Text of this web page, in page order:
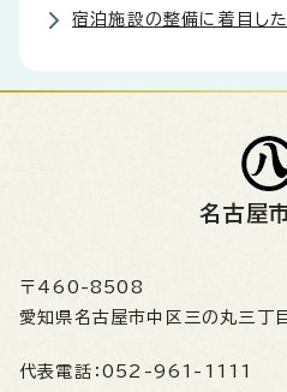
宿泊施設の整備に着目し
名古屋
〒460-8508
愛知県名古屋市中区三の丸三丁
代表電話： 052-961-1111